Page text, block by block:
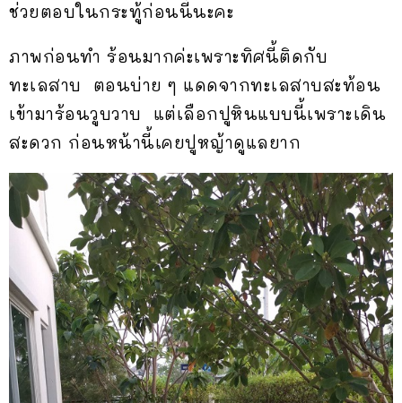
ช่วยตอบในกระทู้ก่อนนี้นะคะ
ภาพก่อนทำ ร้อนมากค่ะเพราะทิศนี้ติดกับ
ทะเลสาบ ตอนบ่าย ๆ แดดจากทะเลสาบสะท้อน
เข้ามาร้อนวูบวาบ แต่เลือกปูหินแบบนี้เพราะเดิน
สะดวก ก่อนหน้านี้เคยปูหญ้าดูแลยาก